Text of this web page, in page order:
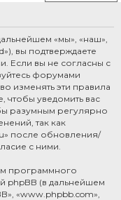
«мы», «наш»,
вы подтверждаете
Если вы не согласны с
форумами
изменять эти правила
уведомить вас
разумным регулярно
так как
после обновления/
с ними.
программного
phpBB (в дальнейшем
«www.phpbb.com»,